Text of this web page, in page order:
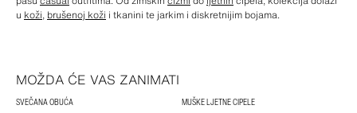
u koži, brušenoj koži i tkanini te jarkim i diskretnijim bojama.
MOŽDA ĆE VAS ZANIMATI
SVEČANA OBUĆA
MUŠKE LJETNE CIPELE